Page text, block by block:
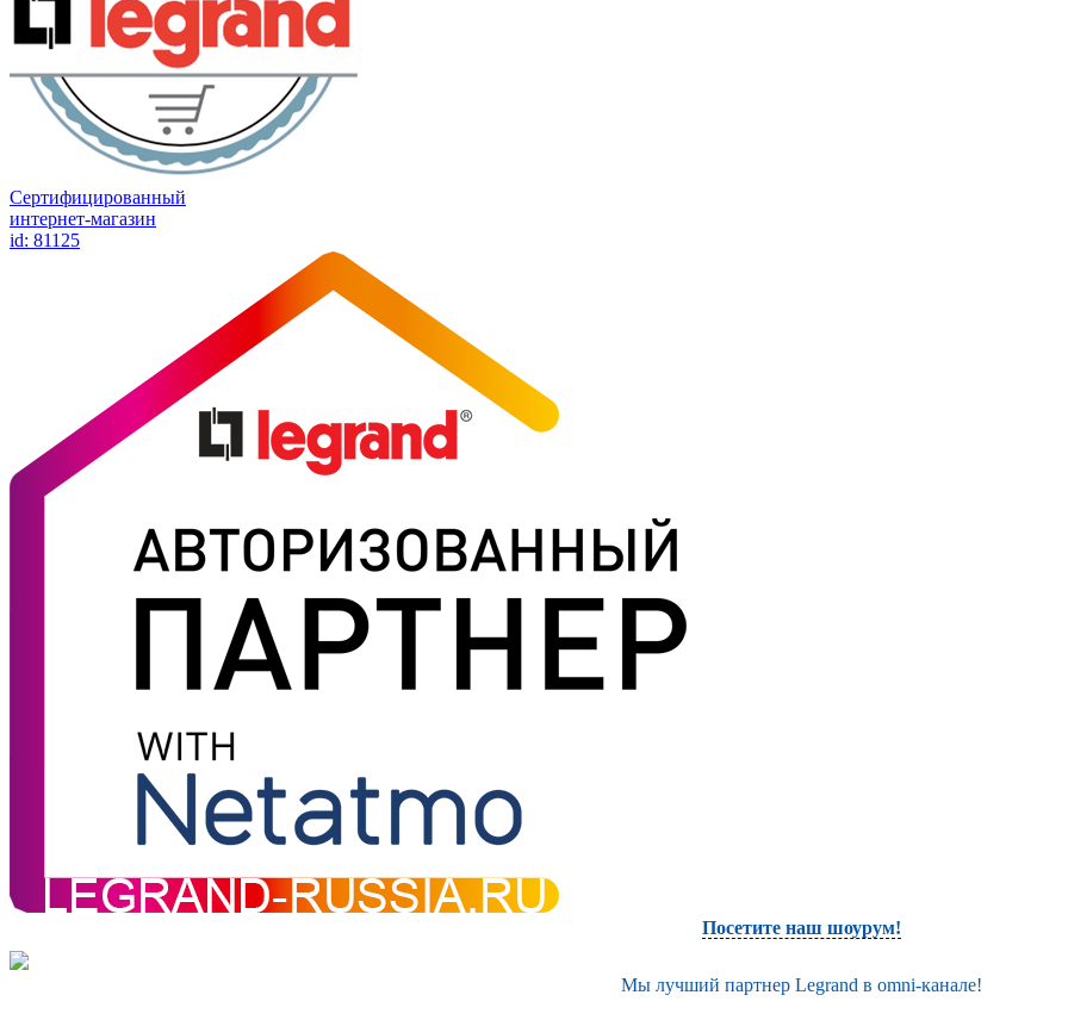
Сертифицированный
интернет-магазин
id: 81125
Посетите наш шоурум!
Мы лучший партнер Legrand в omni-канале!